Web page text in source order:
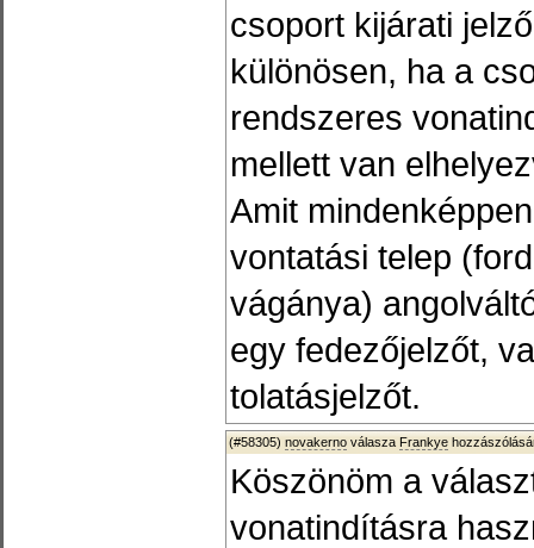
csoport kijárati
különösen, ha a
rendszeres
mellett van
Amit
vontatási telep
vágánya)
egy fedezőjelzőt,
tolatásjelzőt.
(#58305) novakerno válasza Frankye
Köszönöm a
vonatindításra